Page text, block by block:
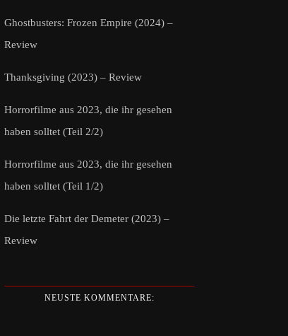
Ghostbusters: Frozen Empire (2024) –
Review
Thanksgiving (2023) – Review
Horrorfilme aus 2023, die ihr gesehen
haben solltet (Teil 2/2)
Horrorfilme aus 2023, die ihr gesehen
haben solltet (Teil 1/2)
Die letzte Fahrt der Demeter (2023) –
Review
NEUSTE KOMMENTARE: